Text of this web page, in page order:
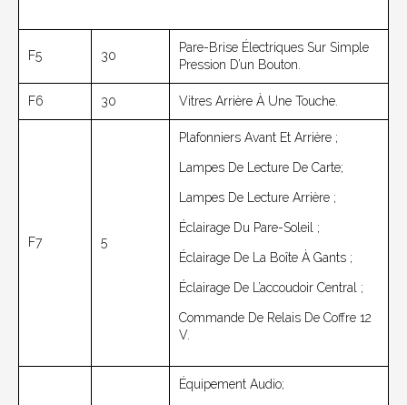
F5 30
Pare-Brise Électriques Sur Simple
Pression D’un Bouton.
F6 30 Vitres Arrière À Une Touche.
F7 5
Plafonniers Avant Et Arrière ;
Lampes De Lecture De Carte;
Lampes De Lecture Arrière ;
Éclairage Du Pare-Soleil ;
Éclairage De La Boîte À Gants ;
Éclairage De L’accoudoir Central ;
Commande De Relais De Coffre 12
V.
Équipement Audio;